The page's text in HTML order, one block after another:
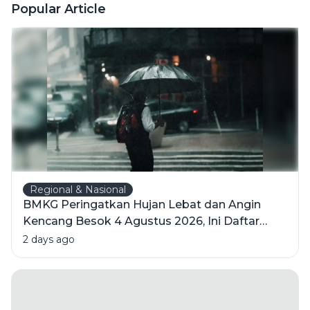
Popular Article
Regional & Nasional
BMKG Peringatkan Hujan Lebat dan Angin
Kencang Besok 4 Agustus 2026, Ini Daftar
Wilayahnya
2 days ago